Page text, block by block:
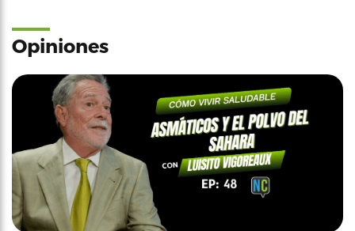
Opiniones